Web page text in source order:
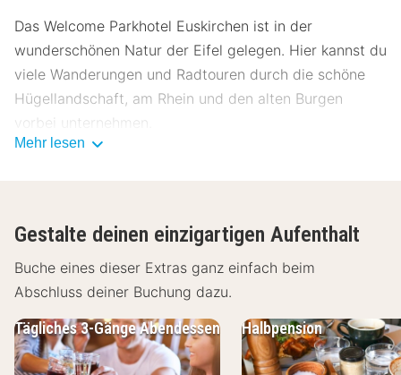
Das Welcome Parkhotel Euskirchen ist in der
wunderschönen Natur der Eifel gelegen. Hier kannst du
viele Wanderungen und Radtouren durch die schöne
Hügellandschaft, am Rhein und den alten Burgen
vorbei unternehmen.
Grenze eines großen Naturschutzgebiets. Das Hotel
bietet große Zimmer, ein ausgezeichnetes Restaurant
und einen Wellnessbereich. Es ist der ideale Ort, um
luxuriösen Komfort in einer schönen Umgebung zu
genießen.
Mehr lesen
Gestalte deinen einzigartigen Aufenthalt
Buche eines dieser Extras ganz einfach beim
Abschluss deiner Buchung dazu.
Tägliches 3-Gänge Abendessen Halbpension